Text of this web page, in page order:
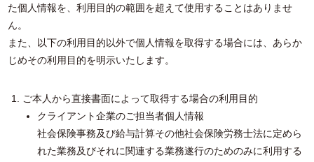
た個人情報を、利用目的の範囲を超えて使用することはありませ
ん。
また、以下の利用目的以外で個人情報を取得する場合には、あらか
じめその利用目的を明示いたします。
ご本人から直接書面によって取得する場合の利用目的
クライアント企業のご担当者個人情報
社会保険事務及び給与計算その他社会保険労務士法に定めら
れた業務及びそれに関連する業務遂行のためのみに利用する